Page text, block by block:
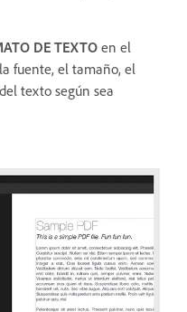
DE TEXTO en el
fuente, el tamaño, el
texto según sea